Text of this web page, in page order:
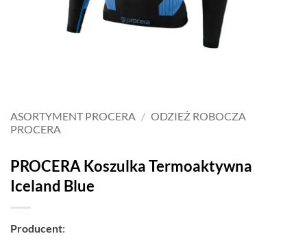
ASORTYMENT PROCERA / ODZIEŻ ROBOCZA
PROCERA
PROCERA Koszulka Termoaktywna
Iceland Blue
Producent: